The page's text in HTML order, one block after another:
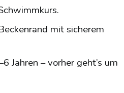
mit sicherem
Jahren – vorher geht’s um